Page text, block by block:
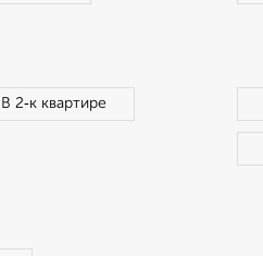
В 2‑к квартире